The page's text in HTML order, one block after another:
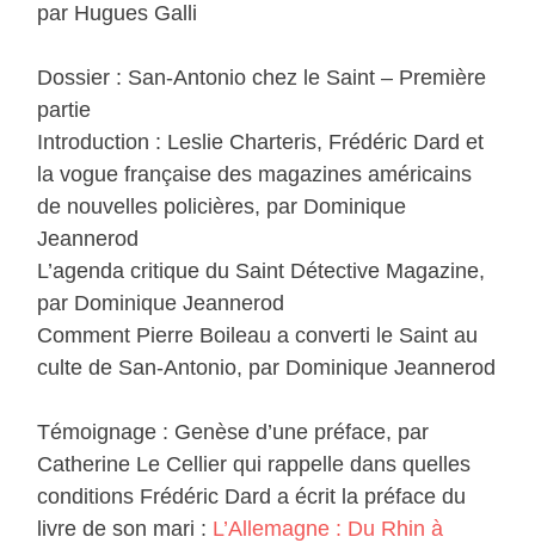
par Hugues Galli
Dossier : San-Antonio chez le Saint – Première
partie
Introduction : Leslie Charteris, Frédéric Dard et
la vogue française des magazines américains
de nouvelles policières, par Dominique
Jeannerod
L’agenda critique du Saint Détective Magazine,
par Dominique Jeannerod
Comment Pierre Boileau a converti le Saint au
culte de San-Antonio, par Dominique Jeannerod
Témoignage : Genèse d’une préface, par
Catherine Le Cellier qui rappelle dans quelles
conditions Frédéric Dard a écrit la préface du
livre de son mari : L’Allemagne : Du Rhin à